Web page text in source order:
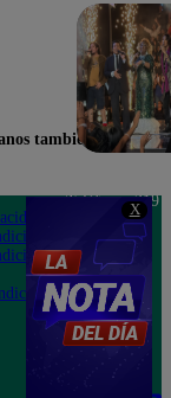
X
también en
Teléfono: 219
Av. San
Felipe 968
Jesús María